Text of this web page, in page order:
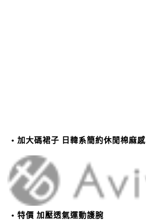
加大碼裙子 日韓系簡約休閒棉麻感中長半身裙(M-2XL)【
特價 加壓透氣運動護腕